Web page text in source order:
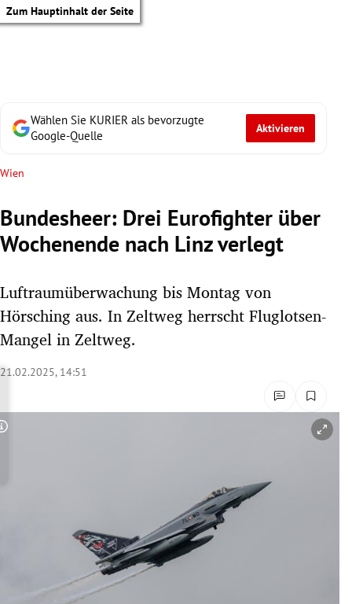
Zum Hauptinhalt der Seite
Untermenü
Untermenü
Untermenü
Untermenü
Wählen Sie KURIER als bevorzugte
Google-Quelle
Aktivieren
Wien
Bundesheer: Drei Eurofighter über
Wochenende nach Linz verlegt
Luftraumüberwachung bis Montag von
Hörsching aus. In Zeltweg herrscht Fluglotsen-
Mangel in Zeltweg.
21.02.2025, 14:51
Copyright-Hinweis öffnen/schließen